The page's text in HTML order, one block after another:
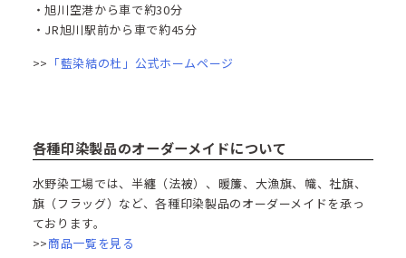
・旭川空港から車で約30分
・JR旭川駅前から車で約45分
>> 「藍染結の杜」公式ホームページ
各種印染製品のオーダーメイドについて
水野染工場では、半纏（法被）、暖簾、大漁旗、幟、社旗、
旗（フラッグ）など、各種印染製品のオーダーメイドを承っ
ております。
>>商品一覧を見る